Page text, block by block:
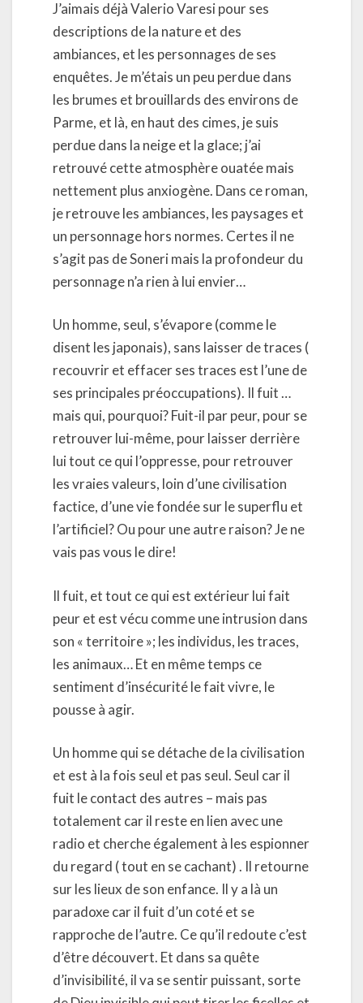
J’aimais déjà Valerio Varesi pour ses
descriptions de la nature et des
ambiances, et les personnages de ses
enquêtes. Je m’étais un peu perdue dans
les brumes et brouillards des environs de
Parme, et là, en haut des cimes, je suis
perdue dans la neige et la glace; j’ai
retrouvé cette atmosphère ouatée mais
nettement plus anxiogène. Dans ce roman,
je retrouve les ambiances, les paysages et
un personnage hors normes. Certes il ne
s’agit pas de Soneri mais la profondeur du
personnage n’a rien à lui envier…
Un homme, seul, s’évapore (comme le
disent les japonais), sans laisser de traces (
recouvrir et effacer ses traces est l’une de
ses principales préoccupations). Il fuit …
mais qui, pourquoi? Fuit-il par peur, pour se
retrouver lui-même, pour laisser derrière
lui tout ce qui l’oppresse, pour retrouver
les vraies valeurs, loin d’une civilisation
factice, d’une vie fondée sur le superflu et
l’artificiel? Ou pour une autre raison? Je ne
vais pas vous le dire!
Il fuit, et tout ce qui est extérieur lui fait
peur et est vécu comme une intrusion dans
son « territoire »; les individus, les traces,
les animaux… Et en même temps ce
sentiment d’insécurité le fait vivre, le
pousse à agir.
Un homme qui se détache de la civilisation
et est à la fois seul et pas seul. Seul car il
fuit le contact des autres – mais pas
totalement car il reste en lien avec une
radio et cherche également à les espionner
du regard ( tout en se cachant) . Il retourne
sur les lieux de son enfance. Il y a là un
paradoxe car il fuit d’un coté et se
rapproche de l’autre. Ce qu’il redoute c’est
d’être découvert. Et dans sa quête
d’invisibilité, il va se sentir puissant, sorte